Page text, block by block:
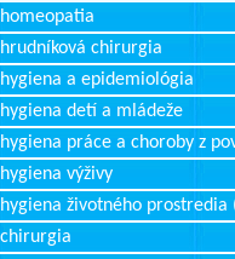
homeopatia
hrudníková chirurgia
hygiena a epidemiológia
hygiena detí a mládeže
hygiena práce a choroby z
hygiena výživy
hygiena životného prostredia
chirurgia